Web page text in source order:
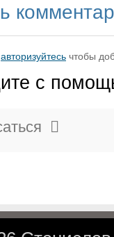
авторизуйтесь чтобы
с